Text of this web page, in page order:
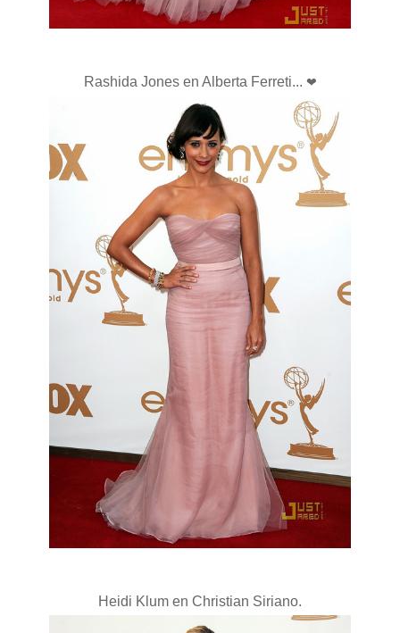
Rashida Jones en Alberta Ferreti... ❤
Heidi Klum en Christian Siriano.